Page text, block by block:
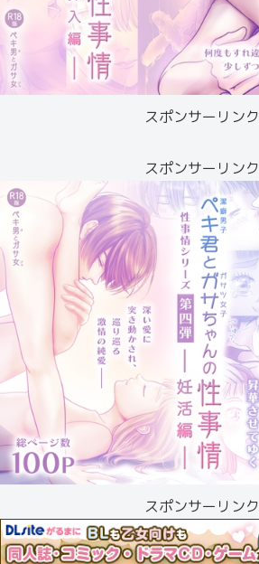
スポンサーリンク
スポンサーリンク
スポンサーリンク